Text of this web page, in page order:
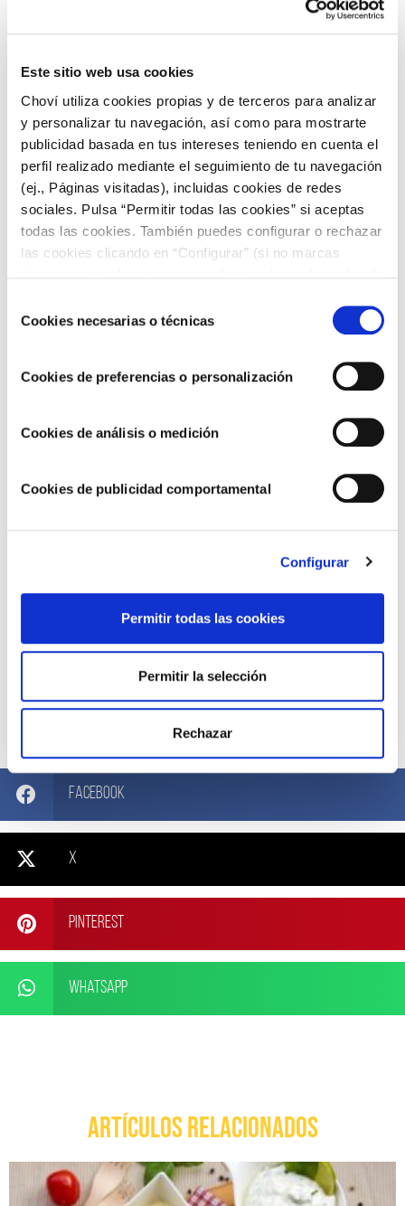
Este sitio web usa cookies
Choví utiliza cookies propias y de terceros para analizar
y personalizar tu navegación, así como para mostrarte
publicidad basada en tus intereses teniendo en cuenta el
perfil realizado mediante el seguimiento de tu navegación
(ej., Páginas visitadas), incluidas cookies de redes
sociales. Pulsa “Permitir todas las cookies” si aceptas
todas las cookies. También puedes configurar o rechazar
las cookies clicando en “Configurar” (si no marcas
COOKIES.
deCookies necesarias o técnicas
Cookies de preferencias o personalización
Cookies de análisis o medición
Cookies de publicidad comportamental
Configurar
Permitir todas las cookies
Permitir la selección
Rechazar
un par de rebanadas de pan, una pechuga de pollo, un poco
de queso, tomate y lechuga, tuesta el pan y aplícaleuna
capa de guacamole en la cara interna de las rebanadas para
llevar tu sándwich a otro nivel.
Esto son solo doce
ejemplos de recetas que se pueden
. Las opciones
son, sin embargo, casi tantas como alcance tu imaginación y
ganas de probar en cocina.
maravillas con el guacamole funcionarán igual -o mejor- con
puede faltar en las cocinas de los amantes del buen comer.
Compártelo ahora
Facebook
X
Pinterest
WhatsApp
ARTÍCULOS RELACIONADOS